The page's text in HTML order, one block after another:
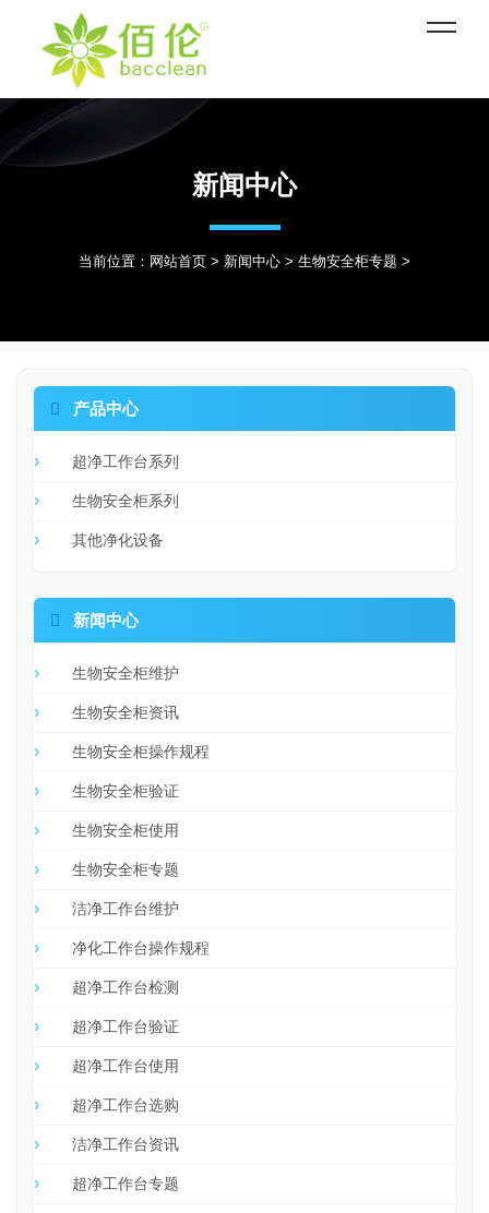
新闻中心
当前位置： 网站首页 > 新闻中心 > 生物安全柜专题 >
 产品中心
超净工作台系列
生物安全柜系列
其他净化设备
 新闻中心
生物安全柜维护
生物安全柜资讯
生物安全柜操作规程
生物安全柜验证
生物安全柜使用
生物安全柜专题
洁净工作台维护
净化工作台操作规程
超净工作台检测
超净工作台验证
超净工作台使用
超净工作台选购
洁净工作台资讯
超净工作台专题